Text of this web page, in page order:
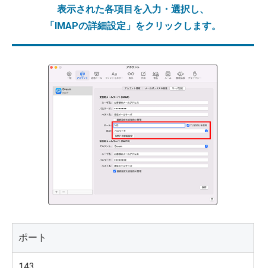
表示された各項目を入力・選択し、
「IMAPの詳細設定」をクリックします。
ポート